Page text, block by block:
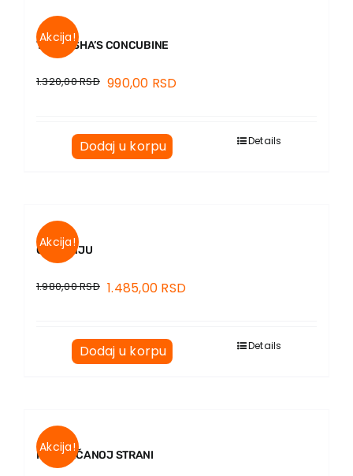
Akcija!
THE PASHA’S CONCUBINE
1.320,00RSD 990,00 RSD
Dodaj u korpu Details
Akcija!
O PISANJU
1.980,00RSD 1.485,00 RSD
Dodaj u korpu Details
Akcija!
NA SUNČANOJ STRANI